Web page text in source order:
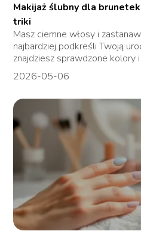
Makijaż ślubny dla
triki
Masz ciemne włosy i
najbardziej podkreśli Twoją
znajdziesz sprawdzone kolory
2026-05-06